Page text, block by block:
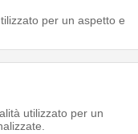
per un aspetto e
utilizzato per un